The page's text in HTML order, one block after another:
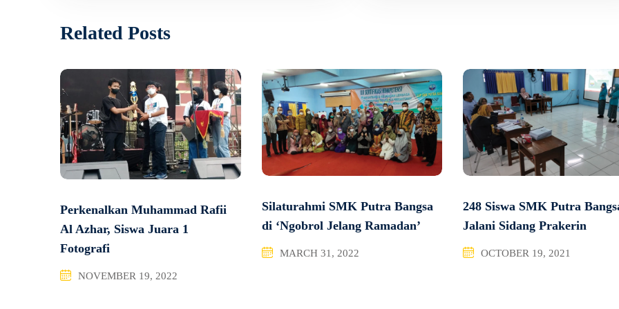
Related Posts
Perkenalkan Muhammad Rafii
Al Azhar, Siswa Juara 1
Fotografi
NOVEMBER 19, 2022
Silaturahmi SMK Putra Bangsa
di ‘Ngobrol Jelang Ramadan’
MARCH 31, 2022
248 Siswa SMK Putra
Jalani Sidang Prakerin
OCTOBER 19, 2021